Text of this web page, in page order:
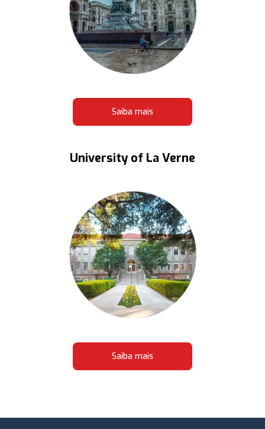
Saiba mais
University of La Verne
Saiba mais